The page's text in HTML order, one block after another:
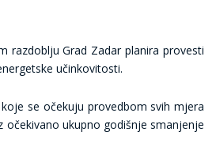
razdoblju Grad Zadar planira provesti
učinkovitosti.
se očekuju provedbom svih mjera
očekivano ukupno godišnje smanjenje